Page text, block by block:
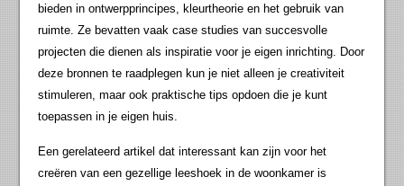
bieden in ontwerpprincipes, kleurtheorie en het gebruik van
ruimte. Ze bevatten vaak case studies van succesvolle
projecten die dienen als inspiratie voor je eigen inrichting. Door
deze bronnen te raadplegen kun je niet alleen je creativiteit
stimuleren, maar ook praktische tips opdoen die je kunt
toepassen in je eigen huis.
Een gerelateerd artikel dat interessant kan zijn voor het
creëren van een gezellige leeshoek in de woonkamer is